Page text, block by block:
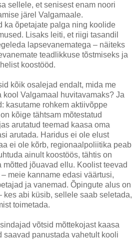
sellele, et senisest enam noori
järel Valgamaale.
ka õpetajate palga ning koolide
Lisaks leiti, et riigi tasandil
lapsevanematega – näiteks
teadlikkuse tõstmiseks ja
koostööd.
kõik osalejad endalt, mida me
kool Valgamaal huvitavamaks? Ja
kasutame rohkem aktiivõppe
kõige tähtsam mõtestatud
arutatud teemad kaasa oma
arutada. Haridus ei ole elust
ei ole kõrb, regionaalpoliitika peab
ainult koostöös, tähtis on
mõtted jõuavad ellu. Koolist teevad
meie kanname edasi väärtusi,
ja vanemad. Õpingute alus on
kes abi küsib, sellele saab seletada,
toimetada.
võtsid mõttekojast kaasa
saavad panustada vahetult kooli